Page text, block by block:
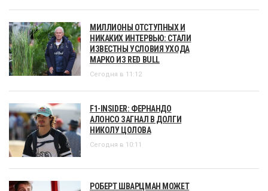
МИЛЛИОНЫ ОТСТУПНЫХ И
НИКАКИХ ИНТЕРВЬЮ: СТАЛИ
ИЗВЕСТНЫ УСЛОВИЯ УХОДА
МАРКО ИЗ RED BULL
Сегодня в 11:12
F1-INSIDER: ФЕРНАНДО
АЛОНСО ЗАГНАЛ В ДОЛГИ
НИКОЛУ ЦОЛОВА
Сегодня в 10:11
РОБЕРТ ШВАРЦМАН МОЖЕТ